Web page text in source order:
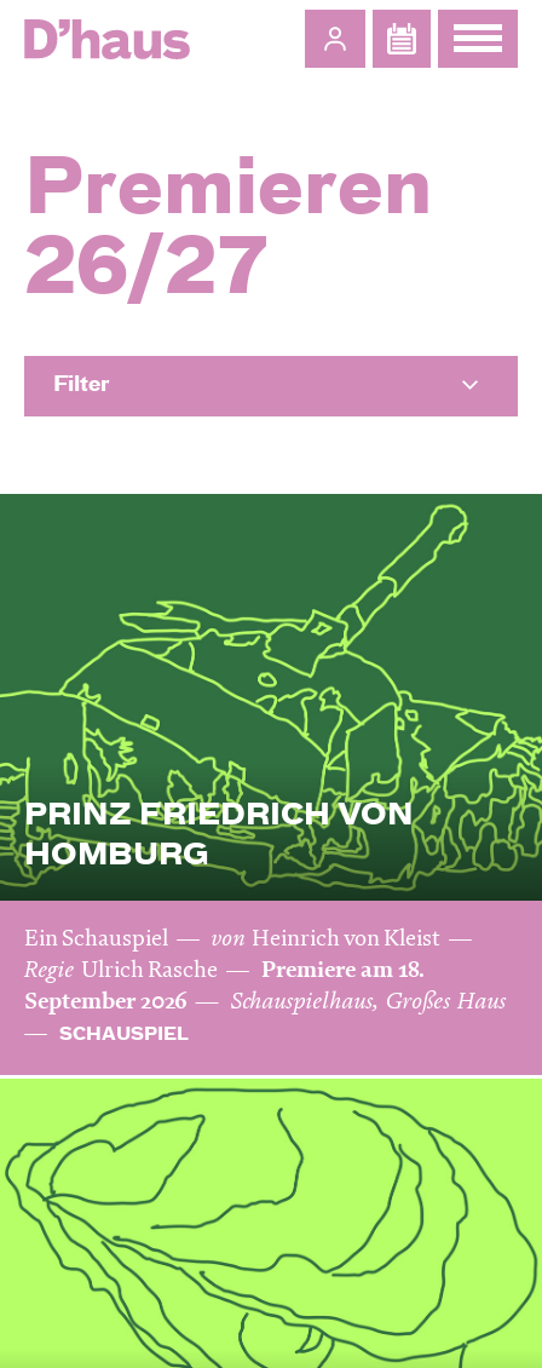
Premieren
26/27
Filter
PRINZ FRIEDRICH VON
HOMBURG
Ein Schauspiel von Heinrich von Kleist
Regie Ulrich Rasche
Premiere am 18.
September 2026
Schauspielhaus, Großes Haus
SCHAUSPIEL